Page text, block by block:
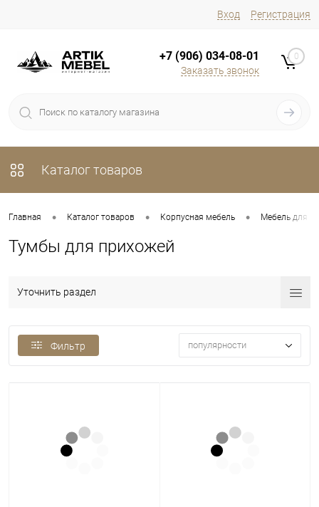
Вход Регистрация
+7 (906) 034-08-01
Заказать звонок
0
Каталог товаров
Главная • Каталог товаров • Корпусная мебель • Мебель для
Тумбы для прихожей
Уточнить раздел
Фильтр популярности